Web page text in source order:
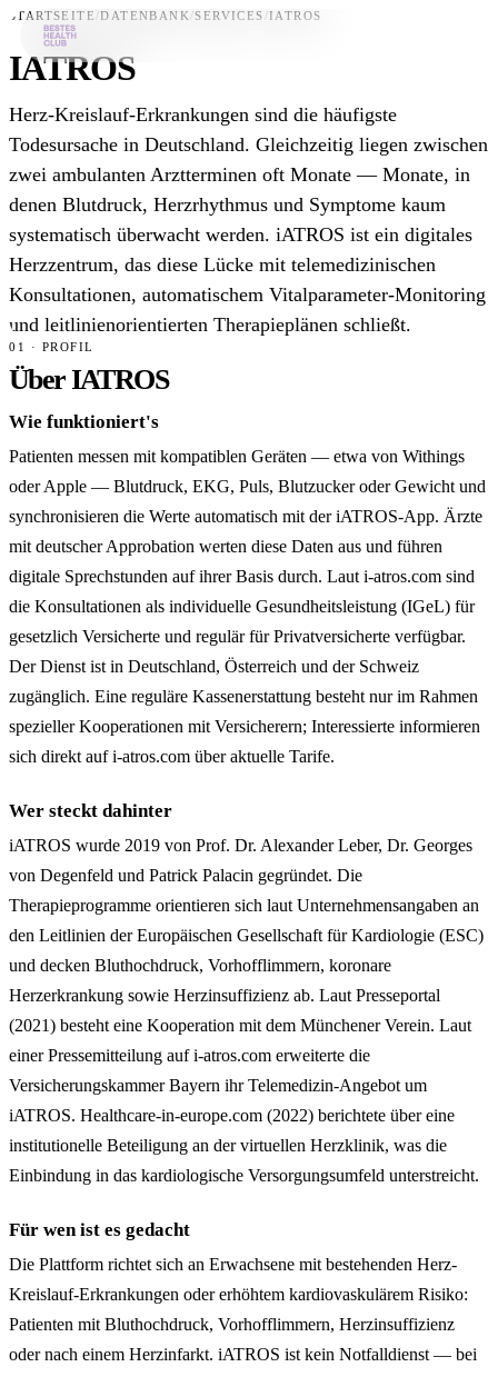
Datenbank
News
Für Unternehmen
Jetzt downloaden
STARTSEITE /DATENBANK /SERVICES /IATROS
IATROS
Herz-Kreislauf-Erkrankungen sind die häufigste
Todesursache in Deutschland. Gleichzeitig liegen zwischen
zwei ambulanten Arztterminen oft Monate — Monate, in
denen Blutdruck, Herzrhythmus und Symptome kaum
systematisch überwacht werden. iATROS ist ein digitales
Herzzentrum, das diese Lücke mit telemedizinischen
Konsultationen, automatischem Vitalparameter-Monitoring
und leitlinienorientierten Therapieplänen schließt.
01 · PROFIL
Über IATROS
Wie funktioniert's
Patienten messen mit kompatiblen Geräten — etwa von Withings
oder Apple — Blutdruck, EKG, Puls, Blutzucker oder Gewicht und
synchronisieren die Werte automatisch mit der iATROS-App. Ärzte
mit deutscher Approbation werten diese Daten aus und führen
digitale Sprechstunden auf ihrer Basis durch. Laut i-atros.com sind
die Konsultationen als individuelle Gesundheitsleistung (IGeL) für
gesetzlich Versicherte und regulär für Privatversicherte verfügbar.
Der Dienst ist in Deutschland, Österreich und der Schweiz
zugänglich. Eine reguläre Kassenerstattung besteht nur im Rahmen
spezieller Kooperationen mit Versicherern; Interessierte informieren
sich direkt auf i-atros.com über aktuelle Tarife.
Wer steckt dahinter
iATROS wurde 2019 von Prof. Dr. Alexander Leber, Dr. Georges
von Degenfeld und Patrick Palacin gegründet. Die
Therapieprogramme orientieren sich laut Unternehmensangaben an
den Leitlinien der Europäischen Gesellschaft für Kardiologie (ESC)
und decken Bluthochdruck, Vorhofflimmern, koronare
Herzerkrankung sowie Herzinsuffizienz ab. Laut Presseportal
(2021) besteht eine Kooperation mit dem Münchener Verein. Laut
einer Pressemitteilung auf i-atros.com erweiterte die
Versicherungskammer Bayern ihr Telemedizin-Angebot um
iATROS. Healthcare-in-europe.com (2022) berichtete über eine
institutionelle Beteiligung an der virtuellen Herzklinik, was die
Einbindung in das kardiologische Versorgungsumfeld unterstreicht.
Für wen ist es gedacht
Die Plattform richtet sich an Erwachsene mit bestehenden Herz-
Kreislauf-Erkrankungen oder erhöhtem kardiovaskulärem Risiko:
Patienten mit Bluthochdruck, Vorhofflimmern, Herzinsuffizienz
oder nach einem Herzinfarkt. iATROS ist kein Notfalldienst — bei